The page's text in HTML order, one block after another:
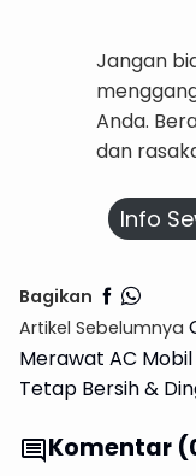
Jangan
Anda.
dan
Info
Bagikan
Artikel Sebelumnya
Merawat AC
Tetap Bersih &
commentKomentar